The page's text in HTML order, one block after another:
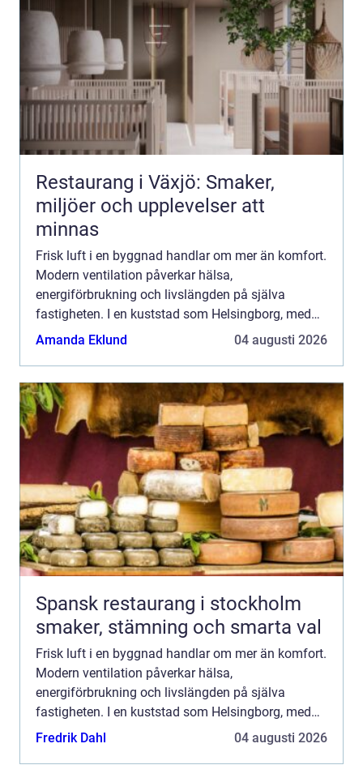
Restaurang i Växjö: Smaker,
miljöer och upplevelser att
minnas
Frisk luft i en byggnad handlar om mer än komfort.
Modern ventilation påverkar hälsa,
energiförbrukning och livslängden på själva
fastigheten. I en kuststad som Helsingborg, med
fuktigt klimat, salt luft och stora...
Amanda Eklund 04 augusti 2026
Spansk restaurang i stockholm
smaker, stämning och smarta val
Frisk luft i en byggnad handlar om mer än komfort.
Modern ventilation påverkar hälsa,
energiförbrukning och livslängden på själva
fastigheten. I en kuststad som Helsingborg, med
fuktigt klimat, salt luft och stora...
Fredrik Dahl 04 augusti 2026